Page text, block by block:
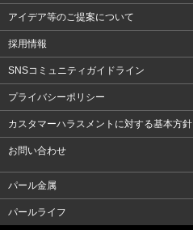
アイデア等のご提案について
採用情報
SNSコミュニティガイドライン
プライバシーポリシー
カスタマーハラスメントに対する基本方針
お問い合わせ
パール金属
パールライフ